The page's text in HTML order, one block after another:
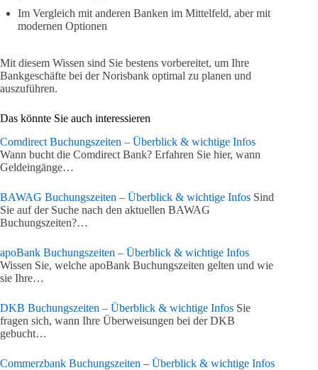
Im Vergleich mit anderen Banken im Mittelfeld, aber mit
modernen Optionen
Mit diesem Wissen sind Sie bestens vorbereitet, um Ihre
Bankgeschäfte bei der Norisbank optimal zu planen und
auszuführen.
Das könnte Sie auch interessieren
Comdirect Buchungszeiten – Überblick & wichtige Infos
Wann bucht die Comdirect Bank? Erfahren Sie hier, wann
Geldeingänge…
BAWAG Buchungszeiten – Überblick & wichtige Infos Sind
Sie auf der Suche nach den aktuellen BAWAG
Buchungszeiten?…
apoBank Buchungszeiten – Überblick & wichtige Infos
Wissen Sie, welche apoBank Buchungszeiten gelten und wie
sie Ihre…
DKB Buchungszeiten – Überblick & wichtige Infos Sie
fragen sich, wann Ihre Überweisungen bei der DKB
gebucht…
Commerzbank Buchungszeiten – Überblick & wichtige Infos